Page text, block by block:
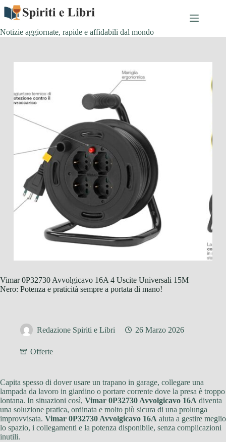
Salta
contenuto
Notizie aggiornate, rapide e affidabili dal mondo
Vimar 0P32730 Avvolgicavo 16A 4 Uscite Universali 15M
Nero: Potenza e praticità sempre a portata di mano!
Redazione Spiriti e Libri 26 Marzo 2026
Offerte
Capita spesso di dover usare un trapano in garage, collegare una
lampada da lavoro in giardino o portare corrente dove la presa è troppo
lontana. In situazioni così, Vimar 0P32730 Avvolgicavo 16A diventa
una soluzione pratica, ordinata e molto più sicura di una prolunga
improvvisata. Vimar 0P32730 Avvolgicavo 16A aiuta a gestire meglio
lo spazio, i collegamenti e la potenza disponibile, senza complicazioni
inutili.